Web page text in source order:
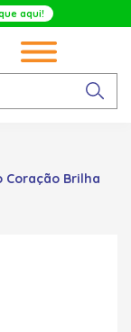
aqui!
Coração Brilha